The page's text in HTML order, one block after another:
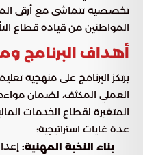
تخصصية تتماشى مع أرقى
المواطنين من قيادة قطاع
أهداف البرنامج
يرتكز البرنامج على منهجية
العملي المكثف، لضمان
المتغيرة لقطاع الخدمات
عدة غايات استراتيجية:
بناء النخبة المهنية: